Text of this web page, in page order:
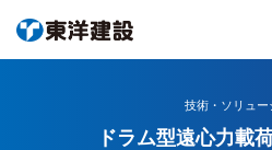
技術・ソリュー
ドラム型遠心力載